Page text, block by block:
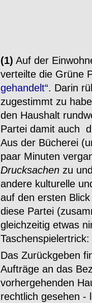
(1) Auf der
verteilte die Grüne
gehandelt“. Darin
zugestimmt zu
den Haushalt
Partei damit auch
Aus der Bücherei
paar Minuten
Drucksachenzu
andere kulturelle
auf den ersten
diese Partei
gleichzeitig etwas
Taschenspielertrick:
Das Zurückgeben
Aufträge an das
vorhergehenden
rechtlich gesehen -